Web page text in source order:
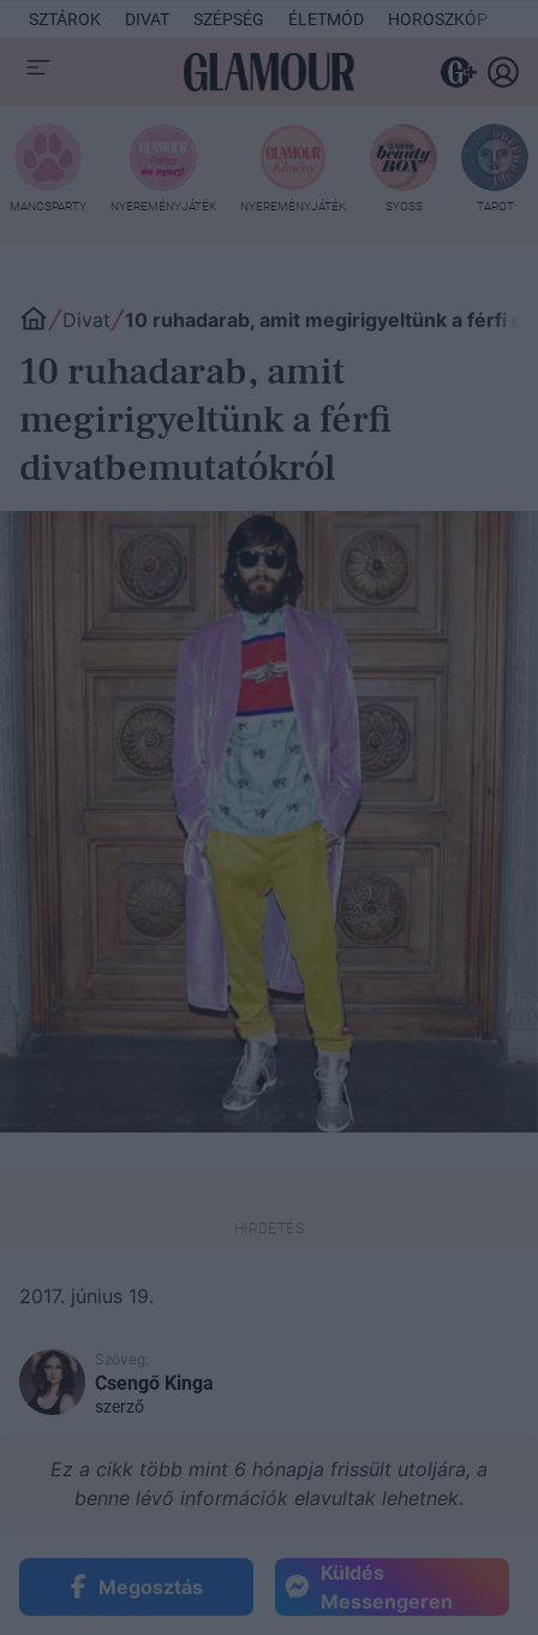
SZTÁROK DIVAT SZÉPSÉG ÉLETMÓD HOROSZKÓP
MANCSPARTY NYEREMÉNYJÁTÉK NYEREMÉNYJÁTÉK SYOSS TAROT
Divat 10 ruhadarab, amit megirigyeltünk a férfi
10 ruhadarab, amit
megirigyeltünk a férfi
divatbemutatókról
2017. június 19.
Szöveg:
Csengő Kinga
szerző
Ez a cikk több mint 6 hónapja frissült utoljára, a
benne lévő információk elavultak lehetnek.
Megosztás
Küldés
Messengeren